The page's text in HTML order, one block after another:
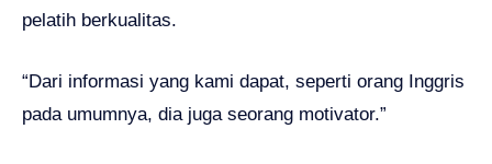
pelatih berkualitas.
“Dari informasi yang kami dapat, seperti orang Inggris
pada umumnya, dia juga seorang motivator.”